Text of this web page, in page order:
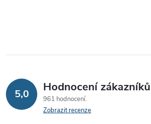
r
k
y
5,0 Hodnocení zákazníků
961 hodnocení
Zobrazit recenze